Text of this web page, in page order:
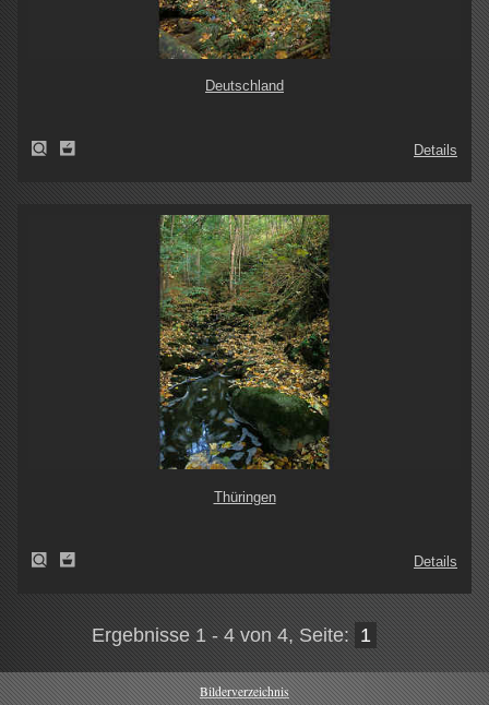
Deutschland
Details
Thüringen
Details
Ergebnisse 1 - 4 von 4, Seite: 1
Bilderverzeichnis